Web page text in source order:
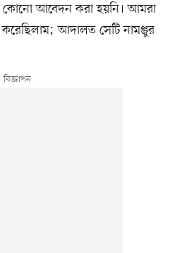
আবেদন করা হয়নি। আমরা
আদালত সেটি নামঞ্জুর